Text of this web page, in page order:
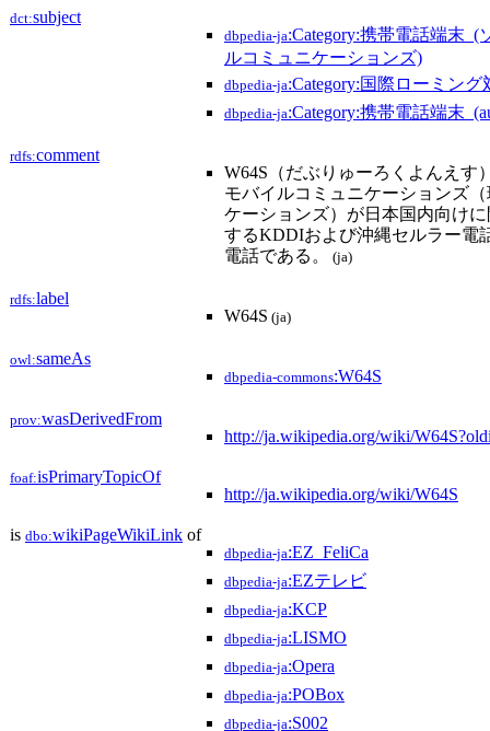
dct:subject
dbpedia-ja:Category:携帯電話端末
ルコミュニケーションズ)
dbpedia-ja:Category:国際ローミング
dbpedia-ja:Category:携帯電話端末
rdfs:comment
W64S（だぶりゅーろくよんえす
モバイルコミュニケーションズ
ケーションズ）が日本国内向け
するKDDIおよび沖縄セルラー電
電話である。
(ja)
rdfs:label
W64S (ja)
owl:sameAs
dbpedia-commons:W64S
prov:wasDerivedFrom
http://ja.wikipedia.org/wiki/
foaf:isPrimaryTopicOf
http://ja.wikipedia.org/wiki/W64S
is dbo:wikiPageWikiLink of
dbpedia-ja:EZ_FeliCa
dbpedia-ja:EZテレビ
dbpedia-ja:KCP
dbpedia-ja:LISMO
dbpedia-ja:Opera
dbpedia-ja:POBox
dbpedia-ja:S002